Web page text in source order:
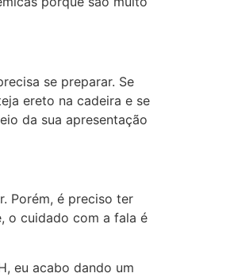
se preparar. Se
ereto na cadeira e se
da sua apresentação
Porém, é preciso ter
o cuidado com a fala é
eu acabo dando um